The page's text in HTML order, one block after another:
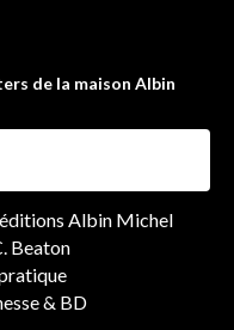
de la maison Albin
éditions Albin Michel
Beaton
& BD